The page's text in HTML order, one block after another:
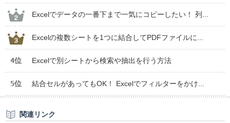
Excelでデータの一番下まで一気にコピーしたい！ 列...
Excelの複数シートを1つに結合してPDFファイルに...
4位 Excelで別シートから検索や抽出を行う方法
5位 結合セルがあってもOK！ Excelでフィルターをかけ...
関連リンク